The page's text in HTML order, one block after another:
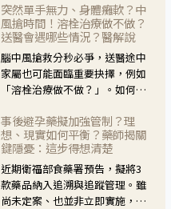
在重要。社團法人台灣自我照護
產業協會 提出「非處方藥正確使
用」與「藥師給力」，鼓勵民眾
建立安全且正確的自我照護習
慣。
突然單手無力、身體癱軟？中
風搶時間！溶栓治療做不做？
送醫會遇哪些情況？醫解說
腦中風搶救分秒必爭，送醫途中
家屬也可能面臨重要抉擇，例如
「溶栓治療做不做？」。如何搶
會理事長陳龍醫師解說！
事後避孕藥擬加強管制？理
想、現實如何平衡？藥師揭關
鍵隱憂：這步得想清楚
近期衛福部食藥署預告，擬將3
款藥品納入追溯與追蹤管理。雖
尚未定案、也並非立即實施，不